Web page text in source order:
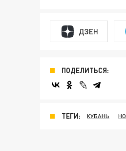
ДЗЕН
ПОДЕЛИТЬСЯ:
ТЕГИ: КУБАНЬ